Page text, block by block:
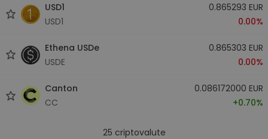
USD1
USD1
0.865293 EUR
0.00%
Ethena USDe
USDE
0.865303 EUR
0.00%
Canton
CC
0.086172000 EUR
+0.70%
25 criptovalute